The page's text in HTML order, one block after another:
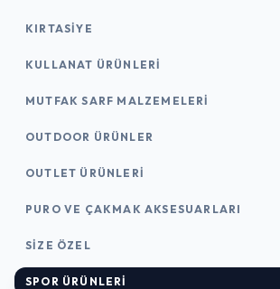
KIRTASİYE
KULLANAT ÜRÜNLERI
MUTFAK SARF MALZEMELERI
OUTDOOR ÜRÜNLER
OUTLET ÜRÜNLERI
PURO VE ÇAKMAK AKSESUARLARI
SIZE ÖZEL
SPOR ÜRÜNLERI